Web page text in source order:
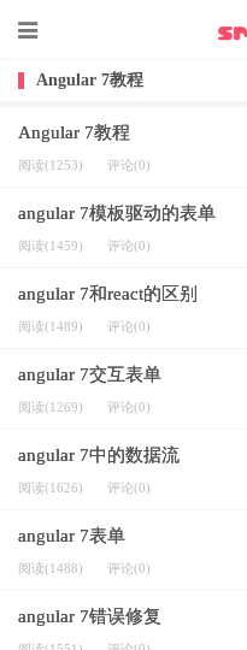
Angular 7教程
Angular 7教程
阅读(1253) 评论(0)
angular 7模板驱动的表单
阅读(1459) 评论(0)
angular 7和react的区别
阅读(1489) 评论(0)
angular 7交互表单
阅读(1269) 评论(0)
angular 7中的数据流
阅读(1626) 评论(0)
angular 7表单
阅读(1488) 评论(0)
angular 7错误修复